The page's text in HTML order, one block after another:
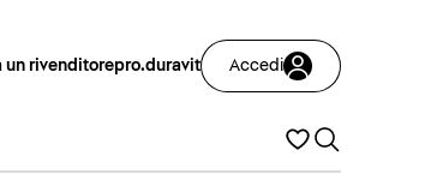
un rivenditorepro.duravit Accedi